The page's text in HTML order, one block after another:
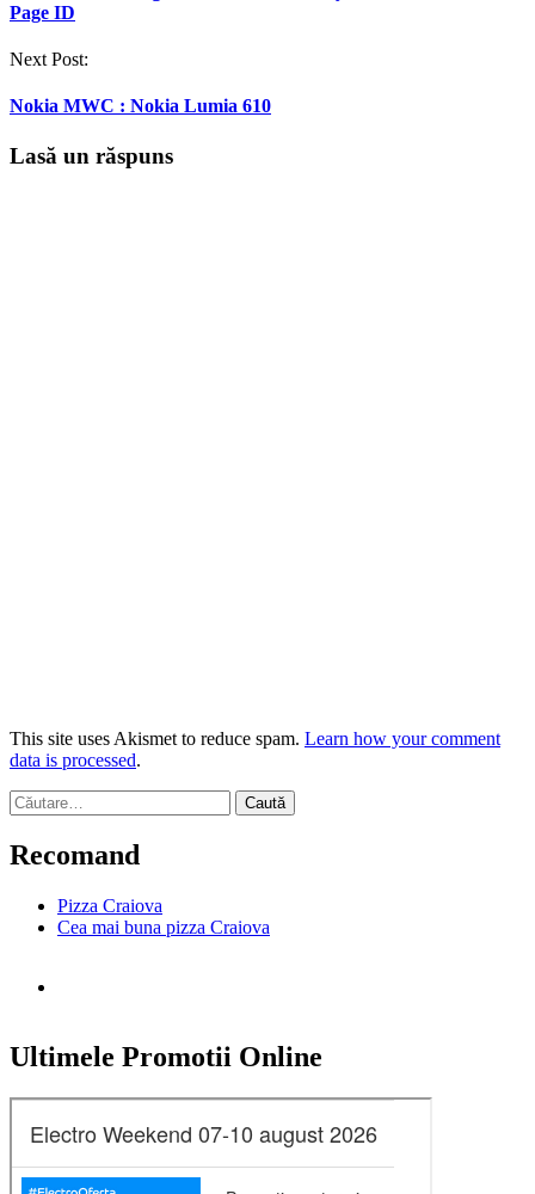
Page ID
Next Post:
Nokia MWC : Nokia Lumia 610
Lasă un răspuns
This site uses Akismet to reduce spam. Learn how your comment
data is processed.
Caută
după:
Recomand
Pizza Craiova
Cea mai buna pizza Craiova
Ultimele Promotii Online